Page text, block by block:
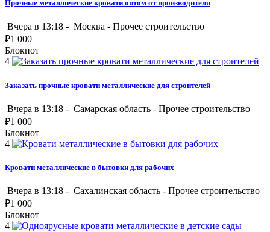
Прочные металлические кровати оптом от производителя
Вчера в 13:18 - Москва - Прочее строительство
₽1 000
Блокнот
4
Заказать прочные кровати металлические для строителей
Вчера в 13:18 - Самарская область - Прочее строительство
₽1 000
Блокнот
4
Кровати металлические в бытовки для рабочих
Вчера в 13:18 - Сахалинская область - Прочее строительство
₽1 000
Блокнот
4